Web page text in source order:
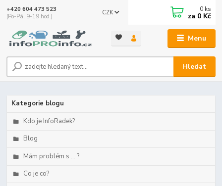
Menu
CZK
Hledat
+420 604 473 523
(Po-Pá, 9-19 hod.)
0 ks
za 0 Kč
Kategorie blogu
Kdo je InfoRadek?
Blog
Mám problém s ... ?
Co je co?